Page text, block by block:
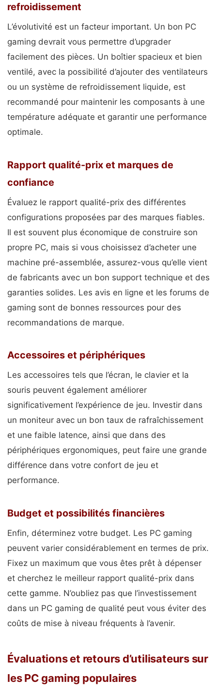
refroidissement
L’évolutivité est un facteur important. Un bon PC
gaming devrait vous permettre d’upgrader
facilement des pièces. Un boîtier spacieux et bien
ventilé, avec la possibilité d’ajouter des ventilateurs
ou un système de refroidissement liquide, est
recommandé pour maintenir les composants à une
température adéquate et garantir une performance
optimale.
Rapport qualité-prix et marques de
confiance
Évaluez le rapport qualité-prix des différentes
configurations proposées par des marques fiables.
Il est souvent plus économique de construire son
propre PC, mais si vous choisissez d’acheter une
machine pré-assemblée, assurez-vous qu’elle vient
de fabricants avec un bon support technique et des
garanties solides. Les avis en ligne et les forums de
gaming sont de bonnes ressources pour des
recommandations de marque.
Accessoires et périphériques
Les accessoires tels que l’écran, le clavier et la
souris peuvent également améliorer
significativement l’expérience de jeu. Investir dans
un moniteur avec un bon taux de rafraîchissement
et une faible latence, ainsi que dans des
périphériques ergonomiques, peut faire une grande
différence dans votre confort de jeu et
performance.
Budget et possibilités financières
Enfin, déterminez votre budget. Les PC gaming
peuvent varier considérablement en termes de prix.
Fixez un maximum que vous êtes prêt à dépenser
et cherchez le meilleur rapport qualité-prix dans
cette gamme. N’oubliez pas que l’investissement
dans un PC gaming de qualité peut vous éviter des
coûts de mise à niveau fréquents à l’avenir.
Évaluations et retours d’utilisateurs sur
les PC gaming populaires